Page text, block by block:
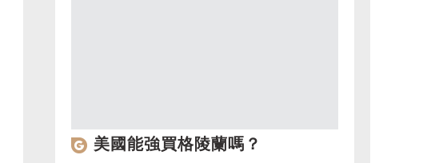
美國能強買格陵蘭嗎？